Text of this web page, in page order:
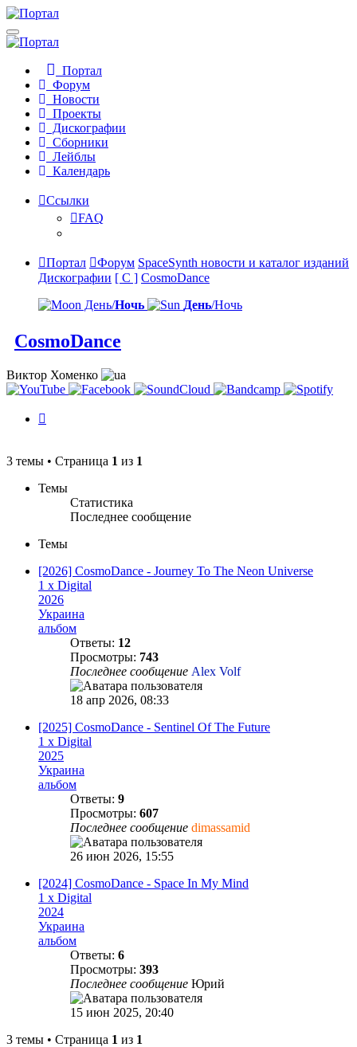
Портал
Форум
Новости
Проекты
Дискографии
Сборники
Лейблы
Календарь
Ссылки
FAQ
Портал Форум SpaceSynth новости и каталог изданий
Дискографии [ C ] CosmoDance
День/Ночь День/Ночь
CosmoDance
Виктор Хоменко
3 темы • Страница 1 из 1
Темы
Статистика
Последнее сообщение
Темы
[2026] CosmoDance - Journey To The Neon Universe
1 x Digital
2026
Украина
альбом
Ответы: 12
Просмотры: 743
Последнее сообщение Alex Volf
18 апр 2026, 08:33
[2025] CosmoDance - Sentinel Of The Future
1 x Digital
2025
Украина
альбом
Ответы: 9
Просмотры: 607
Последнее сообщение dimassamid
26 июн 2026, 15:55
[2024] CosmoDance - Space In My Mind
1 x Digital
2024
Украина
альбом
Ответы: 6
Просмотры: 393
Последнее сообщение Юрий
15 июн 2025, 20:40
3 темы • Страница 1 из 1